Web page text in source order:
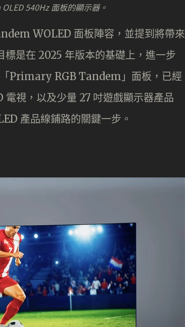
540Hz 面板的顯示器。
WOLED 面板陣容，並提到將帶來
是在 2025 年版本的基礎上，進一步
Primary RGB Tandem」面板，已經
視，以及少量 27 吋遊戲顯示器產品
產品線鋪路的關鍵一步。